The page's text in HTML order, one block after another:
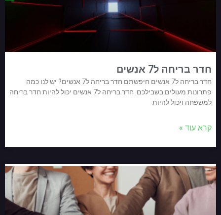
חדר בריחה ל7 אנשים
חדר בריחה ל7 אנשים חיפשתם חדר בריחה ל7 אנשים? יש לנו כמה
פתרונות מעולים בשבילכם. חדר בריחה ל7 אנשים יכול להיות חדר בריחה
למשפחה ויכול להיות
קרא עוד »